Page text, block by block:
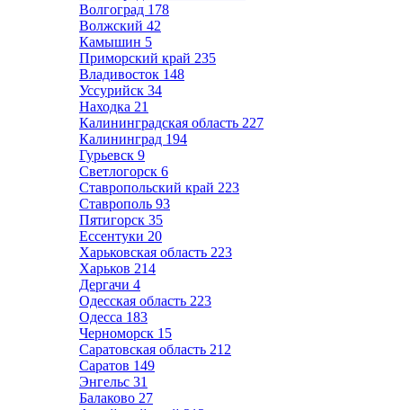
Волгоград 178
Волжский 42
Камышин 5
Приморский край 235
Владивосток 148
Уссурийск 34
Находка 21
Калининградская область 227
Калининград 194
Гурьевск 9
Светлогорск 6
Ставропольский край 223
Ставрополь 93
Пятигорск 35
Ессентуки 20
Харьковская область 223
Харьков 214
Дергачи 4
Одесская область 223
Одесса 183
Черноморск 15
Саратовская область 212
Саратов 149
Энгельс 31
Балаково 27